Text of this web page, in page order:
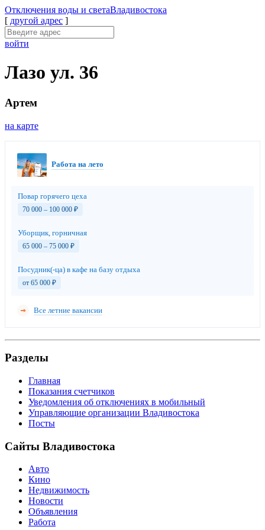
Отключения воды и светаВладивостока
[ другой адрес ]
войти
Лазо ул. 36
Артем
на карте
Работа на лето
Повар горячего цеха
70 000 – 100 000 ₽
Уборщик, горничная
65 000 – 75 000 ₽
Посудник(-ца) в кафе на базу отдыха
от 65 000 ₽
Все летние вакансии
Разделы
Главная
Показания счетчиков
Уведомления об отключениях в мобильный
Управляющие организации Владивостока
Посты
Сайты Владивостока
Авто
Кино
Недвижимость
Новости
Объявления
Работа